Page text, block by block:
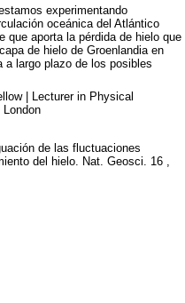
experimentando
oceánica del Atlántico
que aporta la pérdida de hielo que
de hielo de Groenlandia en
a largo plazo de los posibles
| Lecturer in Physical
de las fluctuaciones
del hielo. Nat. Geosci. 16 ,